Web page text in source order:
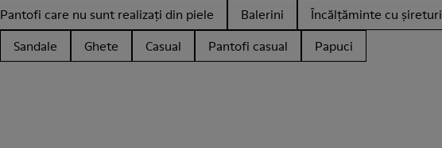
Pantofi care nu sunt realizați din piele Balerini Încălțăminte cu șireturi
Sandale Ghete Casual Pantofi casual Papuci